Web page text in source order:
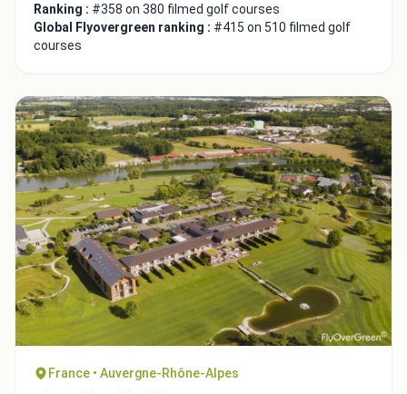
Ranking : #358 on 380 filmed golf courses
Global Flyovergreen ranking : #415 on 510 filmed golf
courses
France • Auvergne-Rhône-Alpes